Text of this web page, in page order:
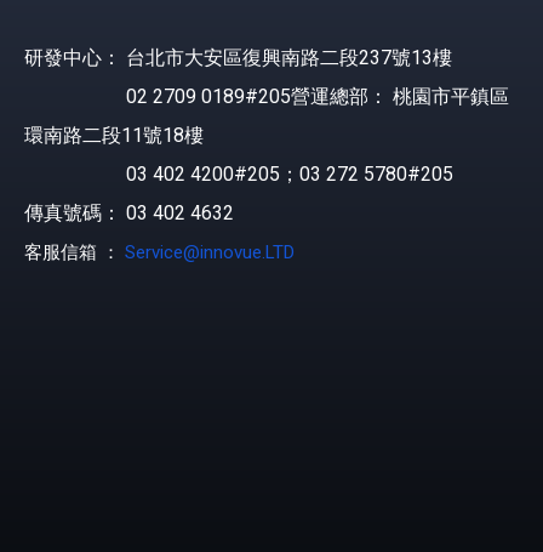
研發中心： 台北市大安區復興南路二段237號13樓
02 2709 0189#205營運總部： 桃園市平鎮區
環南路二段11號18樓
03 402 4200#205；03 272 5780#205
傳真號碼： 03 402 4632
客服信箱 ： Service@innovue.LTD